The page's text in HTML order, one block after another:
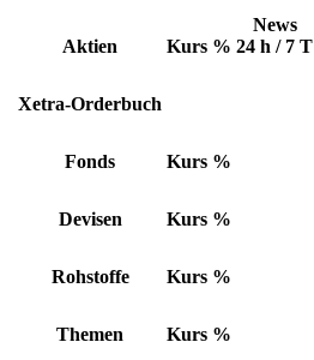
Aktien Kurs %
News
24 h / 7 T
Xetra-Orderbuch
Fonds Kurs %
Devisen Kurs %
Rohstoffe Kurs %
Themen Kurs %